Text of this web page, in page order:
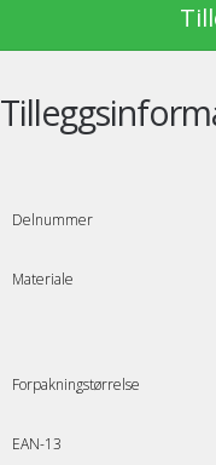
Delnummer
Materiale
Forpakningstørrelse
EAN-13